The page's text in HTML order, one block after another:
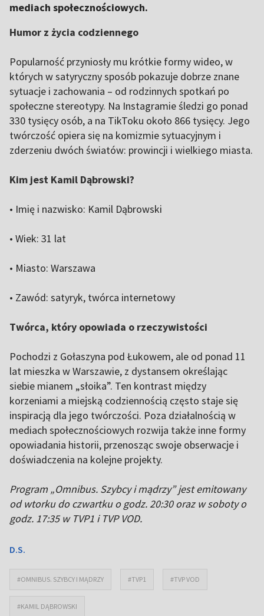
mediach społecznościowych.
Humor z życia codziennego
Popularność przyniosły mu krótkie formy wideo, w
których w satyryczny sposób pokazuje dobrze znane
sytuacje i zachowania – od rodzinnych spotkań po
społeczne stereotypy. Na Instagramie śledzi go ponad
330 tysięcy osób, a na TikToku około 866 tysięcy. Jego
twórczość opiera się na komizmie sytuacyjnym i
zderzeniu dwóch światów: prowincji i wielkiego miasta.
Kim jest Kamil Dąbrowski?
• Imię i nazwisko: Kamil Dąbrowski
• Wiek: 31 lat
• Miasto: Warszawa
• Zawód: satyryk, twórca internetowy
Twórca, który opowiada o rzeczywistości
Pochodzi z Gołaszyna pod Łukowem, ale od ponad 11
lat mieszka w Warszawie, z dystansem określając
siebie mianem „słoika”. Ten kontrast między
korzeniami a miejską codziennością często staje się
inspiracją dla jego twórczości. Poza działalnością w
mediach społecznościowych rozwija także inne formy
opowiadania historii, przenosząc swoje obserwacje i
doświadczenia na kolejne projekty.
Program „Omnibus. Szybcy i mądrzy” jest emitowany
od wtorku do czwartku o godz. 20:30 oraz w soboty o
godz. 17:35 w TVP1 i TVP VOD.
D.S.
#OMNIBUS. SZYBCY I MĄDRZY #TVP1 #TVP VOD
#KAMIL DĄBROWSKI